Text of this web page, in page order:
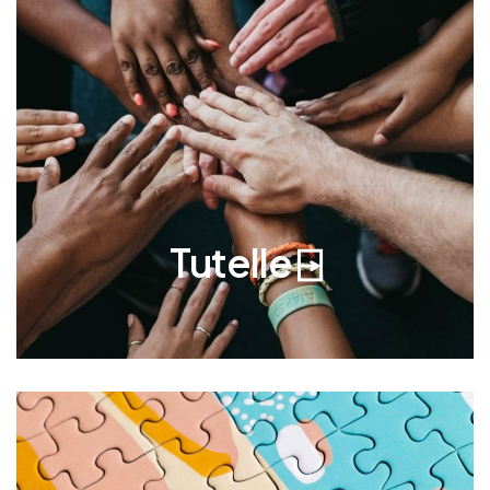
Tutelle ⍈
La tutelle est une mesure juridique plus
contraignante que la curatelle et la sauvegarde
de justice. Elle est mise en place par le juge des
tutelles lorsque la personne concernée est
totalement incapable de gérer ses affaires en
raison de son état de santé. Un tuteur est alors
désigné pour prendre toutes les décisions
importantes à sa place.